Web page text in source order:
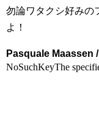
勿論ワタクシ好みの
よ！
Pasquale Maassen